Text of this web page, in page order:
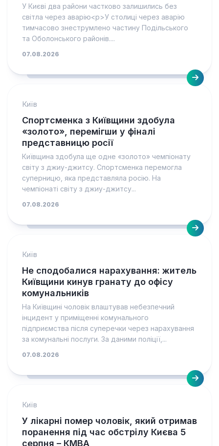
У Києві два райони частково залишились без
світла через аварію<p>У столиці через аварію
тимчасово знеструмлено частину Подільського
та Оболонського районів....
07.08.2026
Київ
Спортсменка з Київщини здобула
«золото», перемігши у фіналі
представницю росії
Київщина здобула ще одне «золото» чемпіонату
світу з джиу-джитсу. Спортсменка перемогла
суперницю, яка представляла росію. На
чемпіонаті світу з джиу-джитсу...
07.08.2026
Київ
Не сподобалися нарахування: житель
Київщини кинув гранату до офісу
комунальників
На Київщині чоловік влаштував небезпечний
інцидент у приміщенні комунального
підприємства після суперечки через нарахування
за комунальні послуги. За даними поліції,...
07.08.2026
Київ
У лікарні помер чоловік, який отримав
поранення під час обстрілу Києва 5
серпня – КМВА